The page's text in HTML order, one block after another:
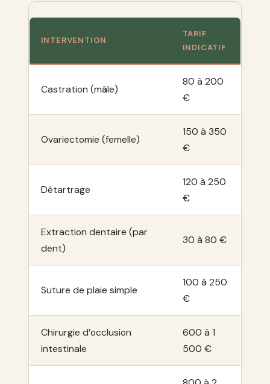
INTERVENTION
TARIF
INDICATIF
Castration (mâle)
80 à 200
€
Ovariectomie (femelle)
150 à 350
€
Détartrage
120 à 250
€
Extraction dentaire (par
dent)
30 à 80 €
Suture de plaie simple
100 à 250
€
Chirurgie d’occlusion
intestinale
600 à 1
500 €